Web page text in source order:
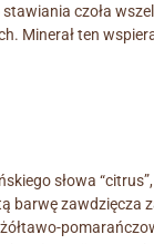
czoła
Minerał ten
słowa
zawdzięcza